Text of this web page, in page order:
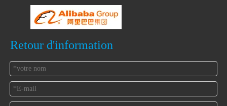
Retour d'information